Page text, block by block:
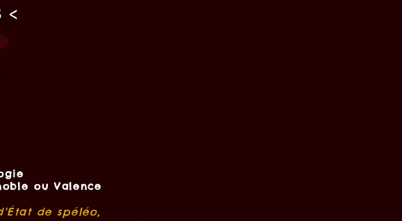
<
ou Valence
de spéléo,